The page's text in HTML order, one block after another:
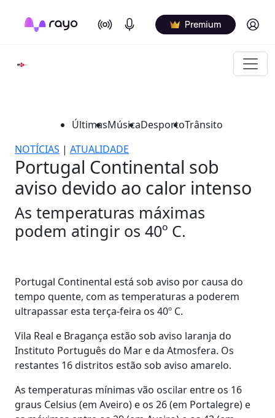
On Air Podcasts Premium Log in
ÚltimasMúsicaDesportoTrânsito
NOTÍCIAS | ATUALIDADE
Portugal Continental sob
aviso devido ao calor intenso
As temperaturas máximas
podem atingir os 40º C.
Portugal Continental está sob aviso por causa do
tempo quente, com as temperaturas a poderem
ultrapassar esta terça-feira os 40º C.
Vila Real e Bragança estão sob aviso laranja do
Instituto Português do Mar e da Atmosfera. Os
restantes 16 distritos estão sob aviso amarelo.
As temperaturas mínimas vão oscilar entre os 16
graus Celsius (em Aveiro) e os 26 (em Portalegre) e